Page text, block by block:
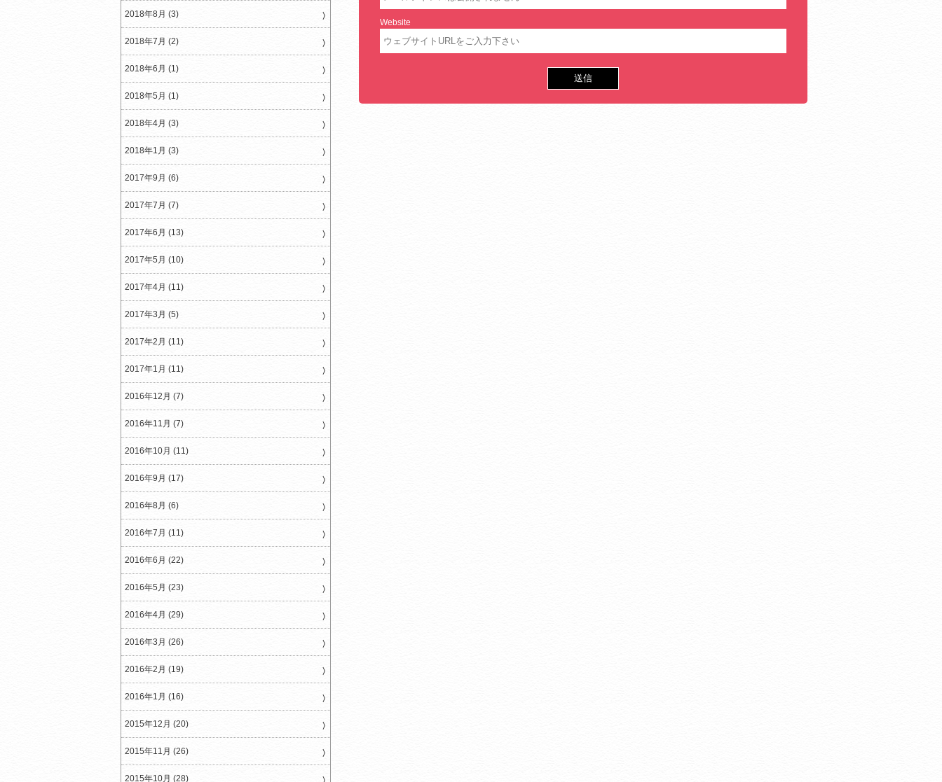
Website
2018年8月 (3)
2018年7月 (2)
2018年6月 (1)
2018年5月 (1)
2018年4月 (3)
2018年1月 (3)
2017年9月 (6)
2017年7月 (7)
2017年6月 (13)
2017年5月 (10)
2017年4月 (11)
2017年3月 (5)
2017年2月 (11)
2017年1月 (11)
2016年12月 (7)
2016年11月 (7)
2016年10月 (11)
2016年9月 (17)
2016年8月 (6)
2016年7月 (11)
2016年6月 (22)
2016年5月 (23)
2016年4月 (29)
2016年3月 (26)
2016年2月 (19)
2016年1月 (16)
2015年12月 (20)
2015年11月 (26)
2015年10月 (28)